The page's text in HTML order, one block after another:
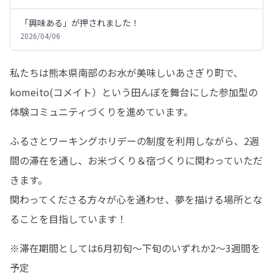
「興味ある」が押されました！
2026/04/06
私たちは熊本県南部のお水が美味しいあさぎり町で、
komeito(コメイト）という田んぼを舞台にした参加型の
体験コミュニティづくりを進めています。
ふるさとワーキングホリデーの制度を利用しながら、2週
間の滞在を通し、お米づくり＆宿づくりに関わっていただ
きます。
関わってくださる方々が心を通わせ、夢を描ける場所とな
ることを目指しています！
※滞在期間としては6月初旬～下旬のいずれか2～3週間を
予定